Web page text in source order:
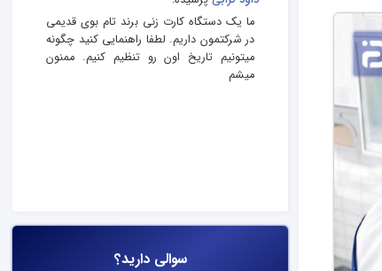
ما یک دستگاه کارت زنی برند تام بوی قدیمی
در شرکتمون داریم. لطفا راهنمایی کنید چگونه
میتونیم تاریخ اون رو تنظیم کنیم. ممنون
میشم
سوالی دارید؟